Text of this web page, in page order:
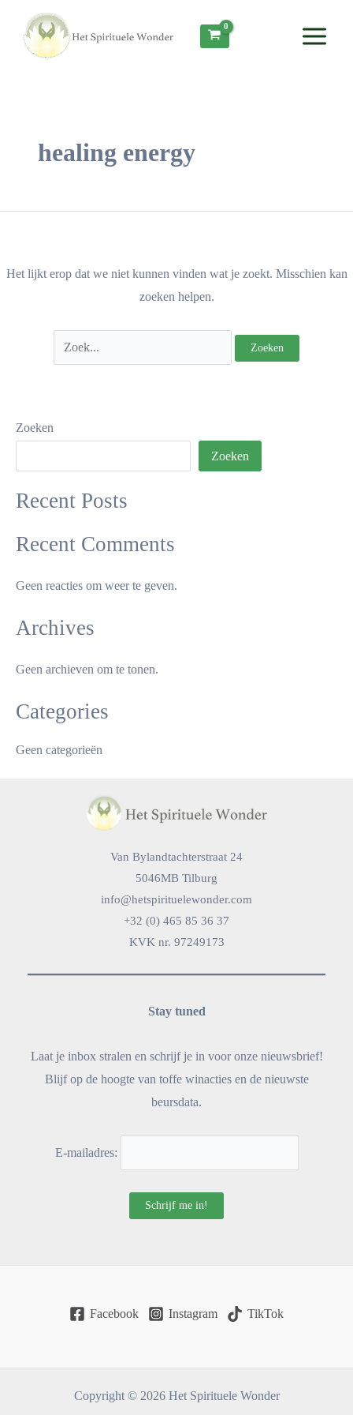
Menu
healing energy
Het lijkt erop dat we niet kunnen vinden wat je zoekt. Misschien kan
zoeken helpen.
naar:
Zoeken
Zoeken
Recent Posts
Recent Comments
Geen reacties om weer te geven.
Archives
Geen archieven om te tonen.
Categories
Geen categorieën
Van Bylandtachterstraat 24
5046MB Tilburg
info@hetspirituelewonder.com
+32 (0) 465 85 36 37
KVK nr. 97249173
Stay tuned
Laat je inbox stralen en schrijf je in voor onze nieuwsbrief!
Blijf op de hoogte van toffe winacties en de nieuwste
beursdata.
E-mailadres:
Facebook Instagram TikTok
Copyright © 2026 Het Spirituele Wonder